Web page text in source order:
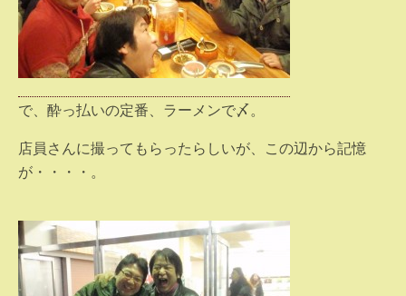
で、酔っ払いの定番、ラーメンで〆。
店員さんに撮ってもらったらしいが、この辺から記憶
が・・・・。